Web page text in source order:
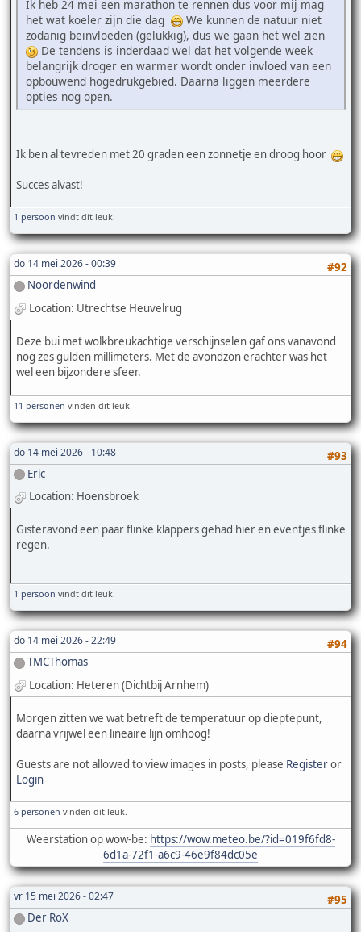
Ik heb 24 mei een marathon te rennen dus voor mij mag
het wat koeler zijn die dag
We kunnen de natuur niet
zodanig beïnvloeden (gelukkig), dus we gaan het wel zien
De tendens is inderdaad wel dat het volgende week
belangrijk droger en warmer wordt onder invloed van een
opbouwend hogedrukgebied. Daarna liggen meerdere
opties nog open.
Ik ben al tevreden met 20 graden een zonnetje en droog hoor
Succes alvast!
1 persoon vindt dit leuk.
do 14 mei 2026 - 00:39
#92
Noordenwind
Location: Utrechtse Heuvelrug
Deze bui met wolkbreukachtige verschijnselen gaf ons vanavond
nog zes gulden millimeters. Met de avondzon erachter was het
wel een bijzondere sfeer.
11 personen vinden dit leuk.
do 14 mei 2026 - 10:48
#93
Eric
Location: Hoensbroek
Gisteravond een paar flinke klappers gehad hier en eventjes flinke
regen.
1 persoon vindt dit leuk.
do 14 mei 2026 - 22:49
#94
TMCThomas
Location: Heteren (Dichtbij Arnhem)
Morgen zitten we wat betreft de temperatuur op dieptepunt,
daarna vrijwel een lineaire lijn omhoog!
Guests are not allowed to view images in posts, please Registeror
Login
6 personen vinden dit leuk.
Weerstation op wow-be: https://wow.meteo.be/?id=019f6fd8-
6d1a-72f1-a6c9-46e9f84dc05e
vr 15 mei 2026 - 02:47
#95
Der RoX